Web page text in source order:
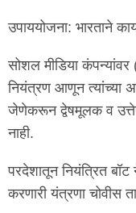
उपाययोजना: भारताने
सोशल मीडिया
नियंत्रण आणून त्यांच्या
जेणेकरून द्वेषमूलक व
नाही.
परदेशातून नियंत्रित
करणारी यंत्रणा चोवीस